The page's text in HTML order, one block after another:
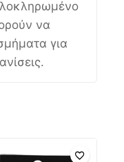
να
για